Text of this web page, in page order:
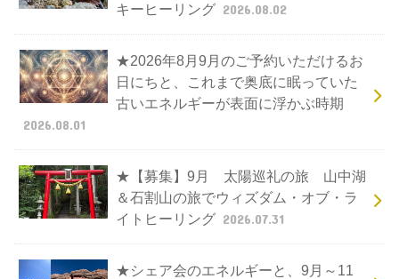
キーヒーリング 2026.08.02
★2026年8月9月のご予約いただけるお
日にちと、これまで奥底に眠っていた
古いエネルギーが表面に浮かぶ時期
2026.08.01
★【募集】9月 太陽巡礼の旅 山中湖
＆石割山の旅でウィズダム・オブ・ラ
イトヒーリング 2026.07.31
★シェア会のエネルギーと、9月～11